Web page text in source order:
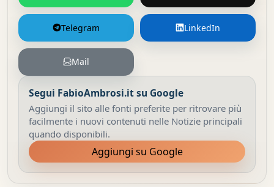
Telegram LinkedIn
Mail
Segui FabioAmbrosi.it su Google
Aggiungi il sito alle fonti preferite per ritrovare più
facilmente i nuovi contenuti nelle Notizie principali
quando disponibili.
Aggiungi su Google